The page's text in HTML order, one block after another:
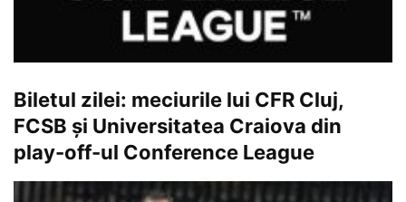
Biletul zilei: meciurile lui CFR Cluj,
FCSB și Universitatea Craiova din
play-off-ul Conference League